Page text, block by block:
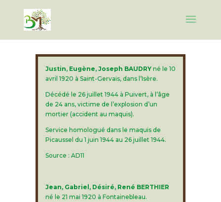
Justin, Eugène, Joseph BAUDRY né le 10
avril 1920 à Saint-Gervais, dans l’Isère.
Décédé le 26 juillet 1944 à Puivert, à l’âge
de 24 ans, victime de l’explosion d’un
mortier (accident au maquis).
Service homologué dans le maquis de
Picaussel du 1 juin 1944 au 26 juillet 1944.
Source : AD11
Jean, Gabriel, Désiré, René BERTHIER
né le 21 mai 1920 à Fontainebleau.